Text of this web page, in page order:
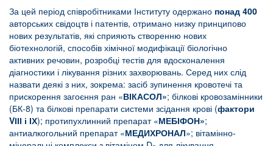
За цей період співробітниками Інституту одержано понад 400
авторських свідоцтв і патентів, отримано низку принципово
нових результатів, які сприяють створенню нових
біотехнологій, способів хімічної модифікації біологічно
активних речовин, розробці тестів для вдосконалення
діагностики і лікування різних захворювань. Серед них слід
назвати деякі з них, зокрема: засіб зупинення кровотечі та
прискорення загоєння ран «ВІКАСОЛ»; білкові кровозамінники
(БК-8) та білкові препарати системи зсідання крові (фактори
VІІІ і ІХ); протипухлинний препарат «МЕБІФОН»;
антиалкогольний препарат «МЕДИХРОНАЛ»; вітамінно-